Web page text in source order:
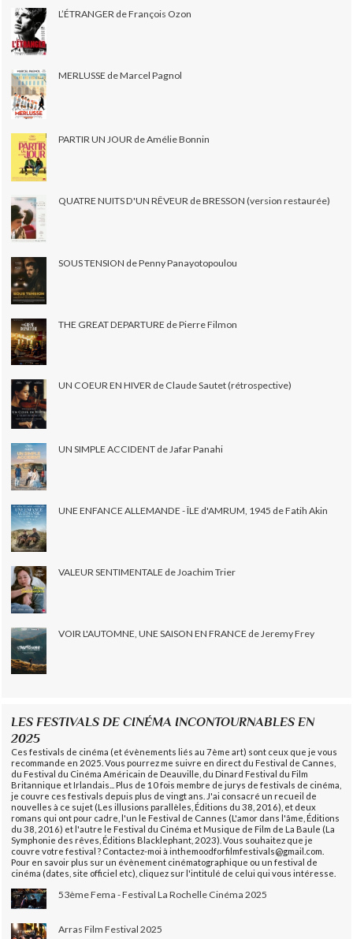
L’ÉTRANGER de François Ozon
MERLUSSE de Marcel Pagnol
PARTIR UN JOUR de Amélie Bonnin
QUATRE NUITS D'UN RÊVEUR de BRESSON (version restaurée)
SOUS TENSION de Penny Panayotopoulou
THE GREAT DEPARTURE de Pierre Filmon
UN COEUR EN HIVER de Claude Sautet (rétrospective)
UN SIMPLE ACCIDENT de Jafar Panahi
UNE ENFANCE ALLEMANDE - ÎLE d'AMRUM, 1945 de Fatih Akin
VALEUR SENTIMENTALE de Joachim Trier
VOIR L'AUTOMNE, UNE SAISON EN FRANCE de Jeremy Frey
LES FESTIVALS DE CINÉMA INCONTOURNABLES EN
2025
Ces festivals de cinéma (et évènements liés au 7ème art) sont ceux que je vous
recommande en 2025. Vous pourrez me suivre en direct du Festival de Cannes,
du Festival du Cinéma Américain de Deauville, du Dinard Festival du Film
Britannique et Irlandais... Plus de 10 fois membre de jurys de festivals de cinéma,
je couvre ces festivals depuis plus de vingt ans. J'ai consacré un recueil de
nouvelles à ce sujet (Les illusions parallèles, Éditions du 38, 2016), et deux
romans qui ont pour cadre, l'un le Festival de Cannes (L'amor dans l'âme, Éditions
du 38, 2016) et l'autre le Festival du Cinéma et Musique de Film de La Baule (La
Symphonie des rêves, Éditions Blacklephant, 2023). Vous souhaitez que je
couvre votre festival ? Contactez-moi à inthemoodforfilmfestivals@gmail.com.
Pour en savoir plus sur un évènement cinématographique ou un festival de
cinéma (dates, site officiel etc), cliquez sur l'intitulé de celui qui vous intéresse.
53ème Fema - Festival La Rochelle Cinéma 2025
Arras Film Festival 2025